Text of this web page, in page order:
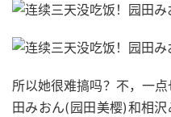
所以她很难搞吗？不，一
田みおん(园田美樱)和相沢